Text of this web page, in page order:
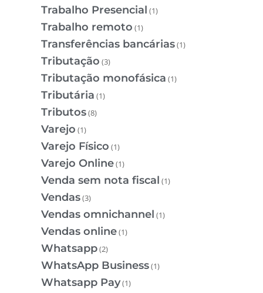
Trabalho Presencial (1)
Trabalho remoto (1)
Transferências bancárias(1)
Tributação (3)
Tributação monofásica (1)
Tributária (1)
Tributos(8)
Varejo (1)
Varejo Físico (1)
Varejo Online(1)
Venda sem nota fiscal (1)
Vendas(3)
Vendas omnichannel (1)
Vendas online(1)
Whatsapp(2)
WhatsApp Business(1)
Whatsapp Pay(1)